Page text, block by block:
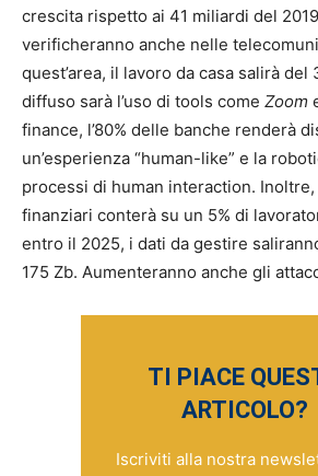
crescita rispetto ai 41 miliardi del
verificheranno anche nelle
quest’area, il lavoro da casa salirà del
diffuso sarà l’uso di tools come Zoom
finance, l’80% delle banche renderà
un’esperienza “human-like” e la
processi di human interaction.
finanziari conterà su un 5% di
entro il 2025, i dati da gestire
175 Zb. Aumenteranno anche gli
TI PIACE
ARTICOLO?
Iscriviti alla nostra